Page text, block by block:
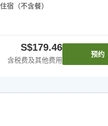
宿（不含餐）
S$179.46
含税费及其他费用
预约